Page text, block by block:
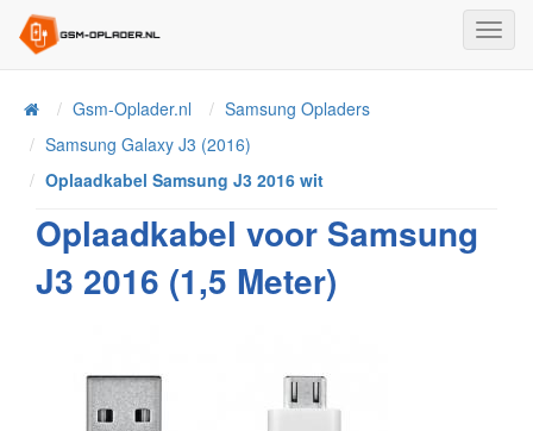
HomeGsm-Oplader.nl
Samsung Opladers
Samsung Galaxy J3 (2016)
Oplaadkabel Samsung J3 2016 wit
Oplaadkabel voor Samsung
J3 2016 (1,5 Meter)